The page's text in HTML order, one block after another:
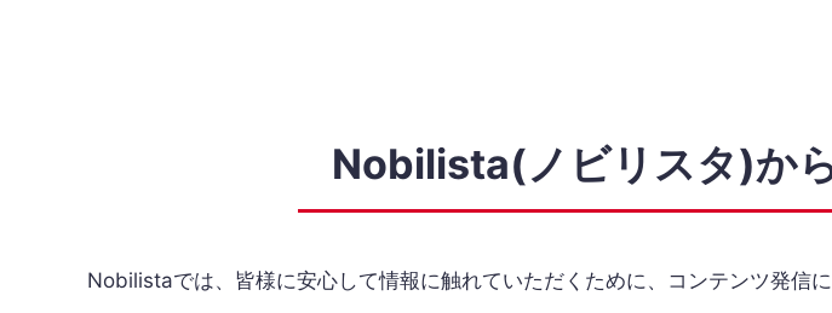
Nobilista(ノビリスタ)か
Nobilistaでは、皆様に安心して情報に触れていただくために、コンテンツ発信